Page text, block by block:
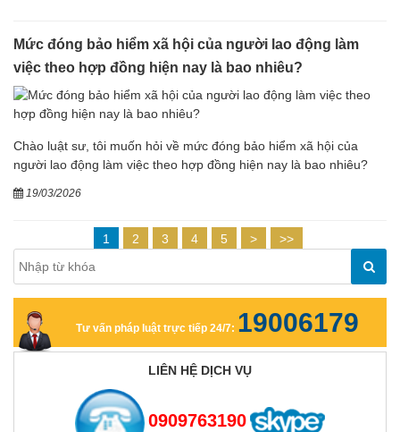
Mức đóng bảo hiểm xã hội của người lao động làm
việc theo hợp đồng hiện nay là bao nhiêu?
Chào luật sư, tôi muốn hỏi về mức đóng bảo hiểm xã hội của
người lao động làm việc theo hợp đồng hiện nay là bao nhiêu?
19/03/2026
1 2 3 4 5 > >>
Tư vấn pháp luật trực tiếp 24/7: 19006179
LIÊN HỆ DỊCH VỤ
0909763190